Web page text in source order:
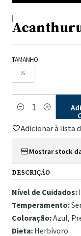
|
TAMANHO
S
Quantidade
Adicionar à lista
Mostrar stock
DESCRIÇÃO
Nível de Cuidados:
Temperamento:
Coloração:Azul,
Dieta: Herbívoro